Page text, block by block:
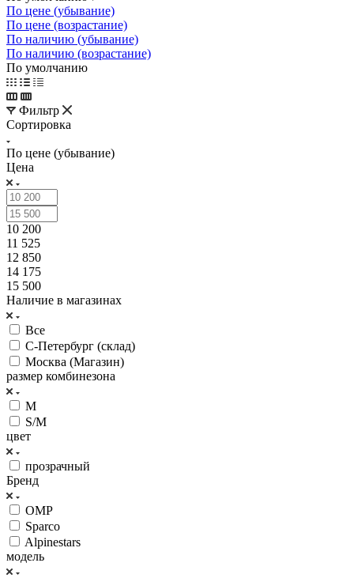
По цене (убывание)
По цене (возрастание)
По наличию (убывание)
По наличию (возрастание)
По умолчанию
Фильтр
Сортировка
По цене (убывание)
Цена
10 200
11 525
12 850
14 175
15 500
Наличие в магазинах
Все
С-Петербург (склад)
Москва (Магазин)
размер комбинезона
M
S/M
цвет
прозрачный
Бренд
OMP
Sparco
Alpinestars
модель